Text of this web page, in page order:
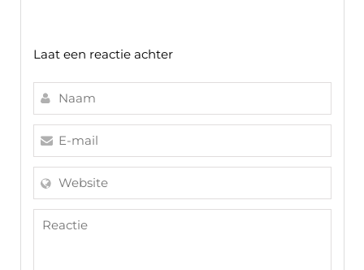
Laat een reactie achter